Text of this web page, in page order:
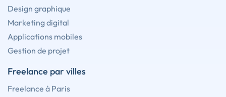
Design graphique
Marketing digital
Applications mobiles
Gestion de projet
Freelance par villes
Freelance à Paris